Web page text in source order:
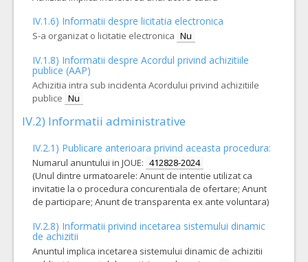
TVA:
17. Masti faciale pentru balon ventilatie Nou nascut
COD CPV:
33171110-3 Masca de anesteziere-reanimare (Rev.2)
VALOAREA ESTIMATA FARA
TVA:
4,80 - 96,00 Leu
1. Cateter venos central codate color si linie de inalta presiune
COD CPV:
33141200-2 Catetere (Rev.2)
VALOAREA ESTIMATA FARA
1.131,00 - 54.288,00 Leu
ATRIBUIT
15. Truse anestezie peridurala continua(LOT-0015)
IV.1.6) Informatii despre licitatia electronica
S-a organizat o licitatie electronica Nu
IV.1.8) Informatii despre Acordul privind achizitiile
publice (AAP)
Achizitia intra sub incidenta Acordului privind achizitiile
publice Nu
IV.2) Informatii administrative
IV.2.1) Publicare anterioara privind aceasta procedura:
Numarul anuntului in JOUE: 412828-2024
(Unul dintre urmatoarele: Anunt de intentie utilizat ca
invitatie la o procedura concurentiala de ofertare; Anunt
de participare; Anunt de transparenta ex ante voluntara)
IV.2.8) Informatii privind incetarea sistemului dinamic
de achizitii
Anuntul implica incetarea sistemului dinamic de achizitii